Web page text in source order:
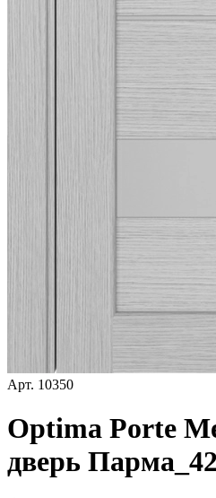
Арт. 10350
Optima Porte
дверь